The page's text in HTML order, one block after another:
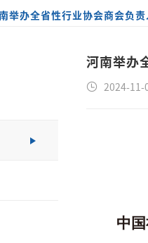
举办全省性行业协会商会负
河南举办
2024-11-
中